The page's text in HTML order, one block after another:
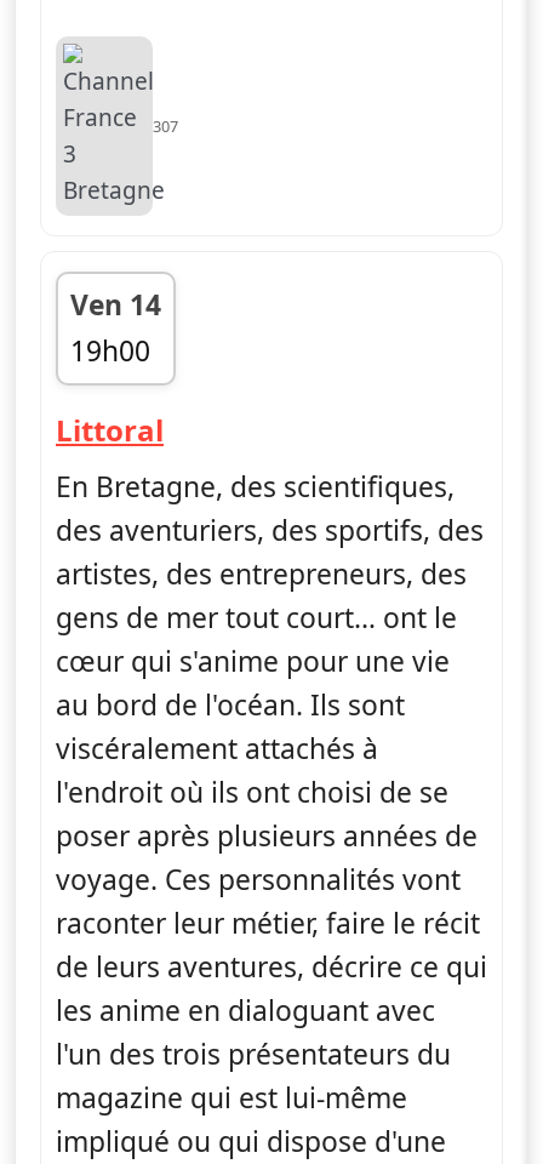
307
Ven 14
19h00
fin 19h05
Littoral
En Bretagne, des scientifiques,
des aventuriers, des sportifs, des
artistes, des entrepreneurs, des
gens de mer tout court… ont le
cœur qui s'anime pour une vie
au bord de l'océan. Ils sont
viscéralement attachés à
l'endroit où ils ont choisi de se
poser après plusieurs années de
voyage. Ces personnalités vont
raconter leur métier, faire le récit
de leurs aventures, décrire ce qui
les anime en dialoguant avec
l'un des trois présentateurs du
magazine qui est lui-même
impliqué ou qui dispose d'une